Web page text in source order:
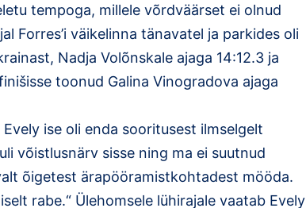
tempoga, millele võrdväärset ei olnud
Forres’i väikelinna tänavatel ja parkides oli
Nadja Volõnskale ajaga 14:12.3 ja
toonud Galina Vinogradova ajaga
ise oli enda sooritusest ilmselgelt
võistlusnärv sisse ning ma ei suutnud
õigetest ärapööramistkohtadest mööda.
rabe.“ Ülehomsele lühirajale vaatab Evely